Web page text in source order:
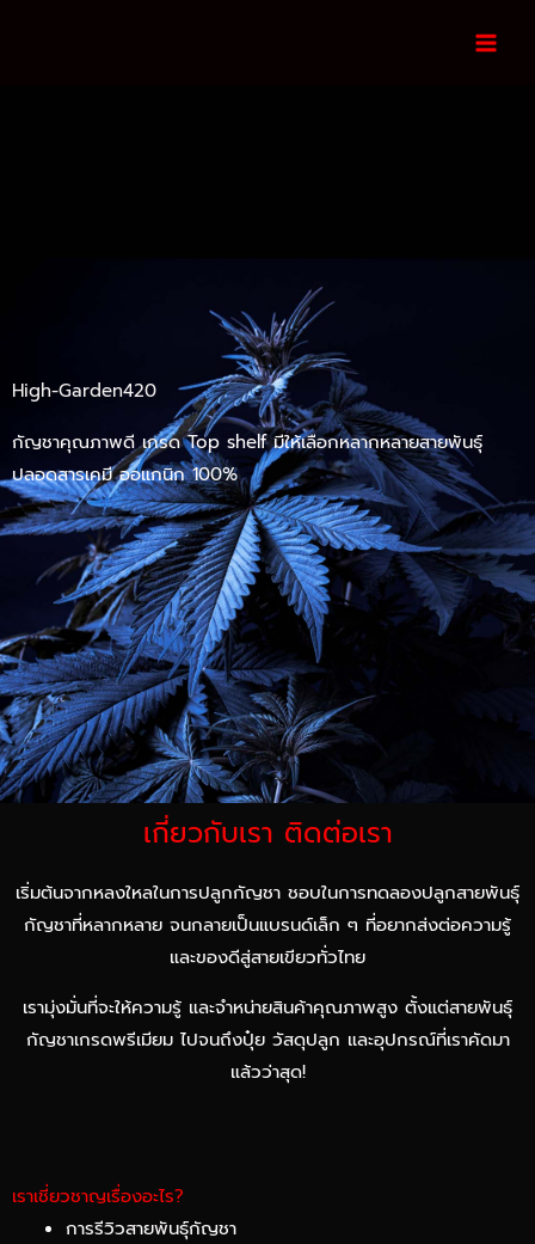
High-Garden420
กัญชาคุณภาพดี เกรด Top shelf มีให้เลือกหลากหลายสายพันธุ์
ปลอดสารเคมี ออแกนิก 100%
เกี่ยวกับเรา ติดต่อเรา
เริ่มต้นจากหลงใหลในการปลูกกัญชา ชอบในการทดลองปลูกสายพันธุ์
กัญชาที่หลากหลาย จนกลายเป็นแบรนด์เล็ก ๆ ที่อยากส่งต่อความรู้
และของดีสู่สายเขียวทั่วไทย
เรามุ่งมั่นที่จะให้ความรู้ และจำหน่ายสินค้าคุณภาพสูง ตั้งแต่สายพันธุ์
กัญชาเกรดพรีเมียม ไปจนถึงปุ๋ย วัสดุปลูก และอุปกรณ์ที่เราคัดมา
แล้วว่าสุด!
เราเชี่ยวชาญเรื่องอะไร?
การรีวิวสายพันธุ์กัญชา